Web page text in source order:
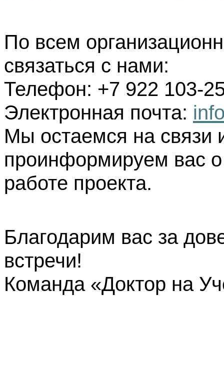
По всем
связаться с нами:
Телефон: +7 922 103-
Электронная почта:
Мы остаемся на связи
проинформируем вас
работе проекта.
Благодарим вас за
встречи!
Команда «Доктор на